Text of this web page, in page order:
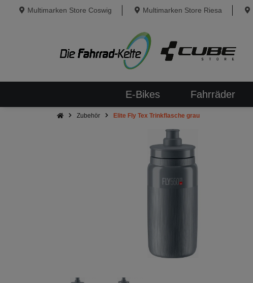
Multimarken Store Coswig Multimarken Store Riesa
E-Bikes Fahrräder
Zubehör Elite Fly Tex Trinkflasche grau